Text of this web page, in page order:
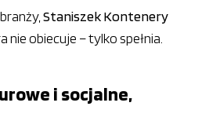
Staniszek Kontenery
nie obiecuje – tylko spełnia.
i socjalne,